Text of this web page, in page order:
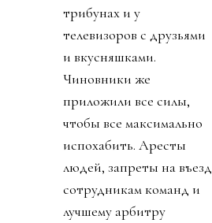
трибунах и у
телевизоров с друзьями
и вкусняшками.
Чиновники же
приложили все силы,
чтобы все максимально
испохабить. Аресты
людей, запреты на въезд
сотрудникам команд и
лучшему арбитру